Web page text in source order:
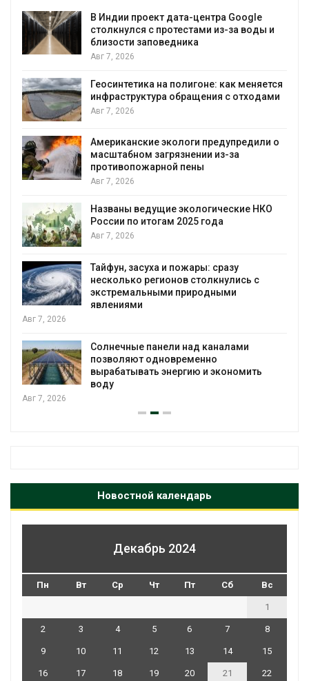
В Индии проект дата-центра Google
столкнулся с протестами из-за воды и
близости заповедника
Авг 7, 2026
Геосинтетика на полигоне: как меняется
инфраструктура обращения с отходами
Авг 7, 2026
Американские экологи предупредили о
масштабном загрязнении из-за
противопожарной пены
Авг 7, 2026
Названы ведущие экологические НКО
России по итогам 2025 года
Авг 7, 2026
Тайфун, засуха и пожары: сразу
несколько регионов столкнулись с
экстремальными природными
явлениями
Авг 7, 2026
Солнечные панели над каналами
позволяют одновременно
вырабатывать энергию и экономить
воду
Авг 7, 2026
Новостной календарь
Декабрь 2024
Пн Вт Ср Чт Пт Сб Вс
1
2 3 4 5 6 7 8
9 10 11 12 13 14 15
16 17 18 19 20 21 22